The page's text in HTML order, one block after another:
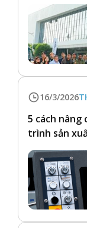
16/3/2026
5 cách
trình sản